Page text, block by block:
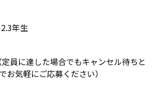
年生
（定員に達した場合でもキャンセル待ちと
お気軽にご応募ください）